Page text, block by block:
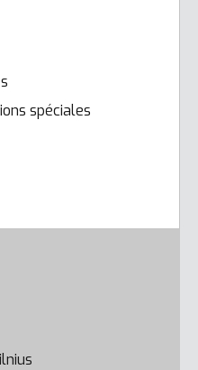
spéciales